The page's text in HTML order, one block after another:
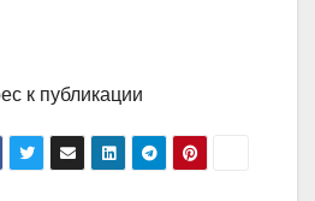
к публикации